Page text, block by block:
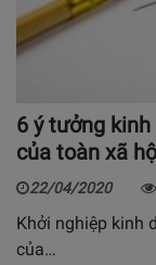
6 ý tưởng
của toàn xã
22/04/2020
Khởi nghiệp kinh
của…